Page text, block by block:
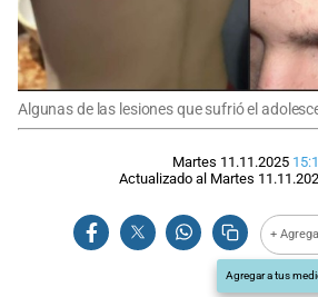
Algunas de las lesiones que sufrió el
Martes 11.11.2025
Actualizado al Martes
+
Agregar a tus